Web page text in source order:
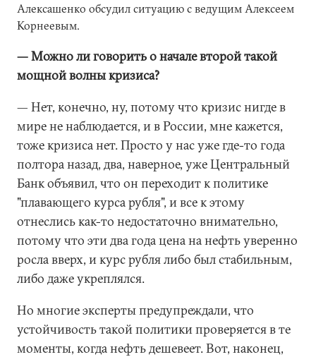
Алексашенко обсудил ситуацию с ведущим Алексеем
Корнеевым.
— Можно ли говорить о начале второй такой
мощной волны кризиса?
— Нет, конечно, ну, потому что кризис нигде в
мире не наблюдается, и в России, мне кажется,
тоже кризиса нет. Просто у нас уже где-то года
полтора назад, два, наверное, уже Центральный
Банк объявил, что он переходит к политике
"плавающего курса рубля", и все к этому
отнеслись как-то недостаточно внимательно,
потому что эти два года цена на нефть уверенно
росла вверх, и курс рубля либо был стабильным,
либо даже укреплялся.
Но многие эксперты предупреждали, что
устойчивость такой политики проверяется в те
моменты, когда нефть дешевеет. Вот, наконец,